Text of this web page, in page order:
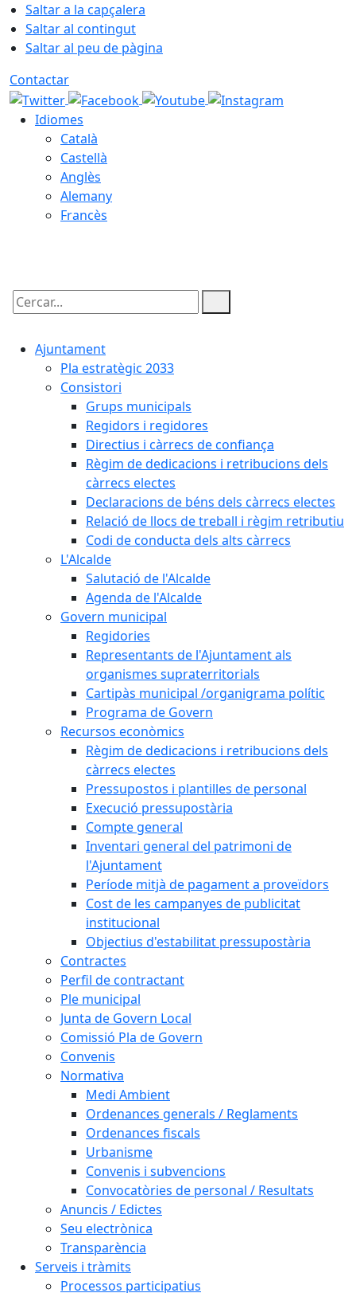
Saltar a la capçalera
Saltar al contingut
Saltar al peu de pàgina
Contactar
Idiomes
Català
Castellà
Anglès
Alemany
Francès
Cercar:
Ajuntament
Pla estratègic 2033
Consistori
Grups municipals
Regidors i regidores
Directius i càrrecs de confiança
Règim de dedicacions i retribucions dels
càrrecs electes
Declaracions de béns dels càrrecs electes
Relació de llocs de treball i règim retributiu
Codi de conducta dels alts càrrecs
L'Alcalde
Salutació de l'Alcalde
Agenda de l'Alcalde
Govern municipal
Regidories
Representants de l'Ajuntament als
organismes supraterritorials
Cartipàs municipal /organigrama polític
Programa de Govern
Recursos econòmics
Règim de dedicacions i retribucions dels
càrrecs electes
Pressupostos i plantilles de personal
Execució pressupostària
Compte general
Inventari general del patrimoni de
l'Ajuntament
Període mitjà de pagament a proveïdors
Cost de les campanyes de publicitat
institucional
Objectius d'estabilitat pressupostària
Contractes
Perfil de contractant
Ple municipal
Junta de Govern Local
Comissió Pla de Govern
Convenis
Normativa
Medi Ambient
Ordenances generals / Reglaments
Ordenances fiscals
Urbanisme
Convenis i subvencions
Convocatòries de personal / Resultats
Anuncis / Edictes
Seu electrònica
Transparència
Serveis i tràmits
Processos participatius